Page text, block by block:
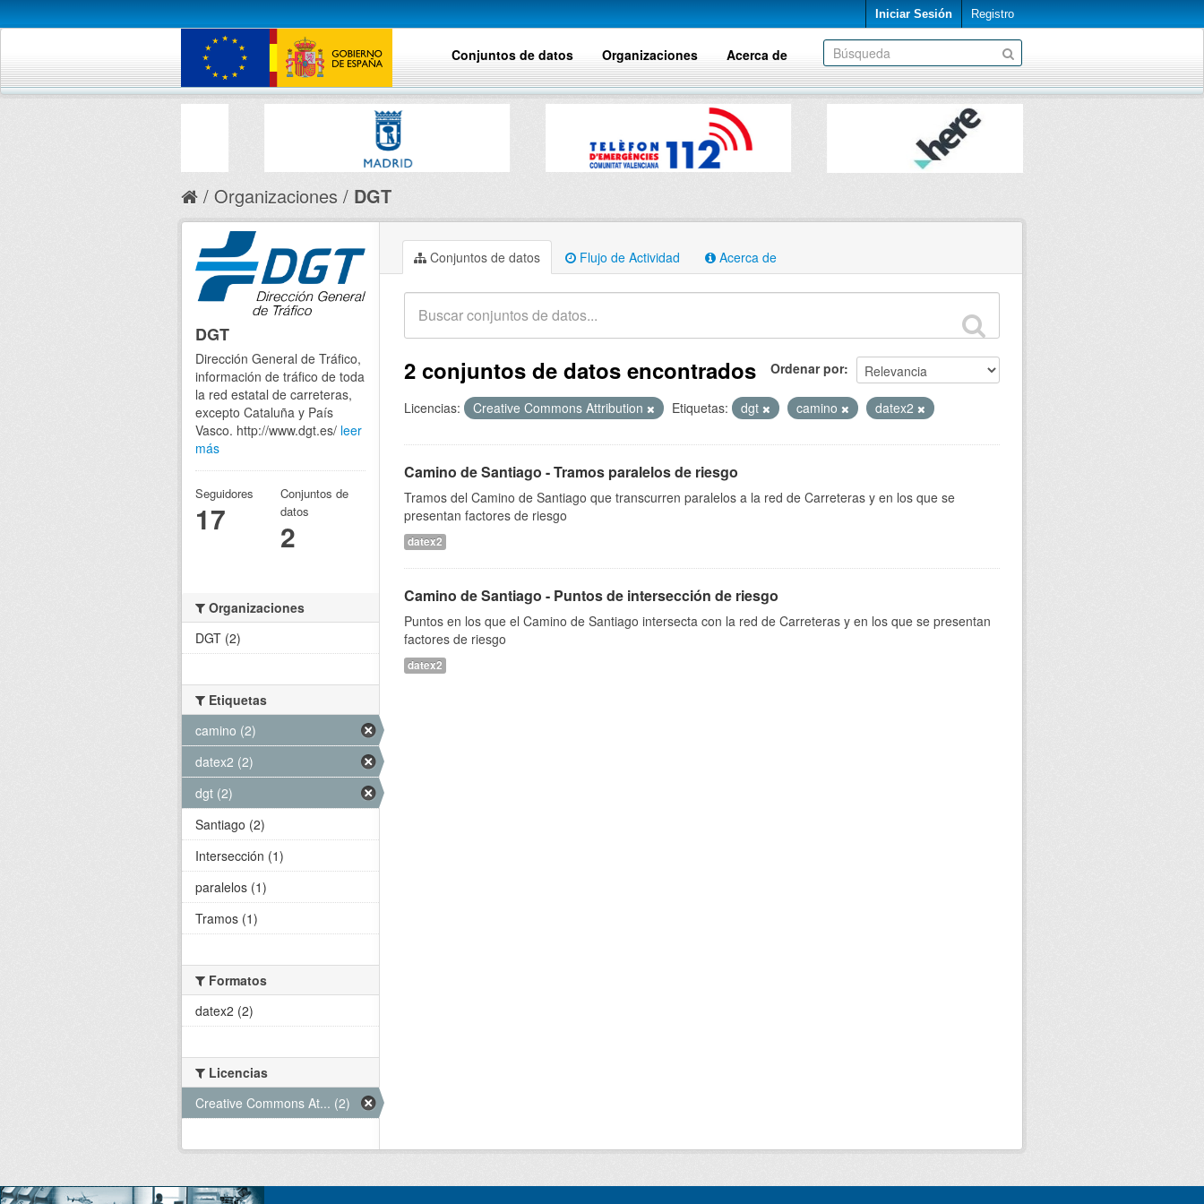
Iniciar Sesión Registro
Conjuntos de datos Organizaciones Acerca de
Organizaciones DGT
Conjuntos de datos Flujo de Actividad Acerca de
Ordenar por
2 conjuntos de datos encontrados
Licencias: Creative Commons Attribution Etiquetas: dgt camino datex2
Camino de Santiago - Tramos paralelos de riesgo
Tramos del Camino de Santiago que transcurren paralelos a la red de Carreteras y en los que se
presentan factores de riesgo
datex2
Camino de Santiago - Puntos de intersección de riesgo
Puntos en los que el Camino de Santiago intersecta con la red de Carreteras y en los que se presentan
factores de riesgo
datex2
DGT
Dirección General de Tráfico,
información de tráfico de toda
la red estatal de carreteras,
excepto Cataluña y País
Vasco. http://www.dgt.es/ leer
más
Seguidores
17
Conjuntos de
datos
2
Organizaciones
DGT (2)
Etiquetas
camino (2)
datex2 (2)
dgt (2)
Santiago (2)
Intersección (1)
paralelos (1)
Tramos (1)
Formatos
datex2 (2)
Licencias
Creative Commons At... (2)